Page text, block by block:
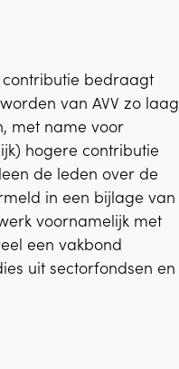
contributie bedraagt
van AVV zo laag
met name voor
hogere contributie
de leden over de
in een bijlage van
voornamelijk met
een vakbond
uit sectorfondsen en